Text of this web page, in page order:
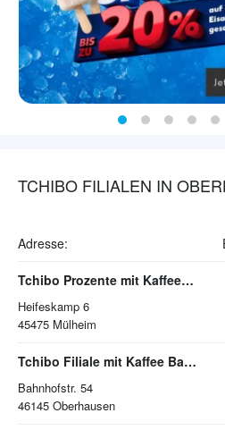
TCHIBO FILIALEN IN
Adresse:
Tchibo Prozente mit Kaffee Bar Muelheim/Ruhr
Heifeskamp 6
45475 Mülheim
Tchibo Filiale mit Kaffee Bar Oberhausen
Bahnhofstr. 54
46145 Oberhausen